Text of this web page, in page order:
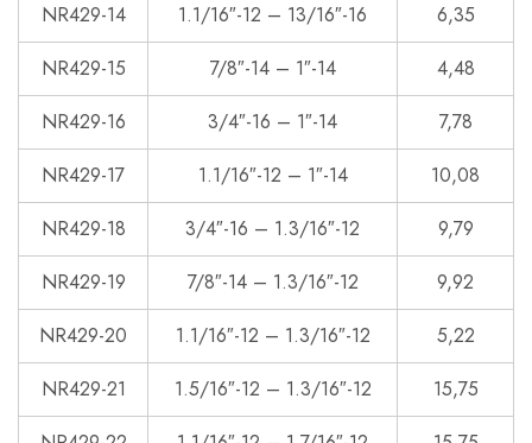
NR429-14
1.1/16″-12 – 13/16″-16
6,35
NR429-15
7/8″-14 – 1″-14
4,48
NR429-16
3/4″-16 – 1″-14
7,78
NR429-17
1.1/16″-12 – 1″-14
10,08
NR429-18
3/4″-16 – 1.3/16″-12
9,79
NR429-19
7/8″-14 – 1.3/16″-12
9,92
NR429-20
1.1/16″-12 – 1.3/16″-12
5,22
NR429-21
1.5/16″-12 – 1.3/16″-12
15,75